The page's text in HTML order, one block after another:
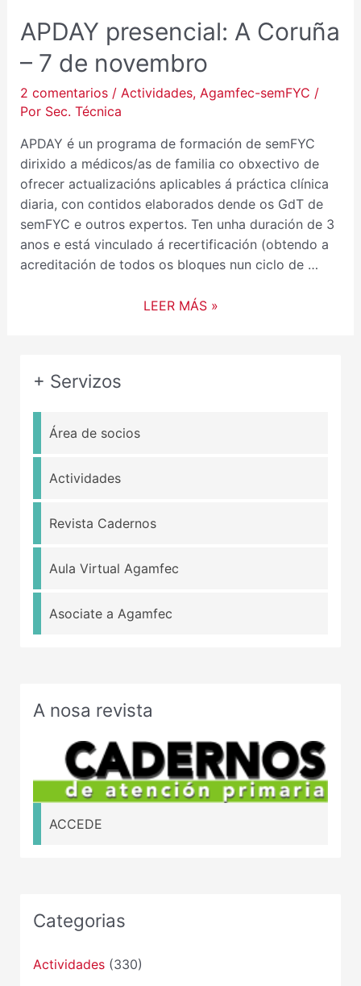
APDAY presencial: A Coruña
– 7 de novembro
2 comentarios / Actividades, Agamfec-semFYC /
Por Sec. Técnica
APDAY é un programa de formación de semFYC
dirixido a médicos/as de familia co obxectivo de
ofrecer actualizacións aplicables á práctica clínica
diaria, con contidos elaborados dende os GdT de
semFYC e outros expertos. Ten unha duración de 3
anos e está vinculado á recertificación (obtendo a
acreditación de todos os bloques nun ciclo de …
NOVEMBRO
LEER MÁS »
+ Servizos
Área de socios
Actividades
Revista Cadernos
Aula Virtual Agamfec
Asociate a Agamfec
A nosa revista
ACCEDE
Categorias
Actividades(330)